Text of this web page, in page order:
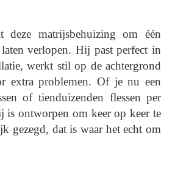
deze matrijsbehuizing om één
verlopen. Hij past perfect in
werkt stil op de achtergrond
extra problemen. Of je nu een
of tienduizenden flessen per
is ontworpen om keer op keer te
gezegd, dat is waar het echt om